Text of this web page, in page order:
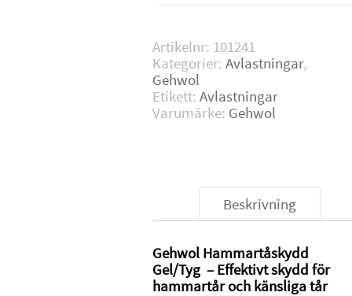
Artikelnr: 101241
Kategorier: Avlastningar,
Gehwol
Etikett: Avlastningar
Varumärke: Gehwol
Beskrivning
Gehwol Hammartåskydd
Gel/Tyg – Effektivt skydd för
hammartår och känsliga tår